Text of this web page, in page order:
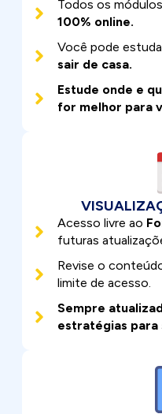
Todos os
100% online.
Você pode
sair de casa.
Estude onde e
for melhor para
Acesso livre ao
futuras
Revise o
limite de acesso.
Sempre
estratégias para